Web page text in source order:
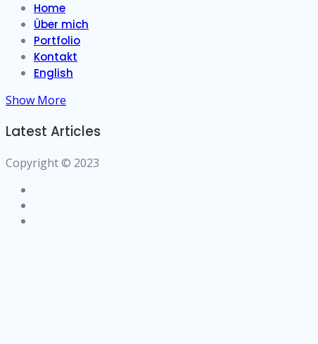
Home
Über mich
Portfolio
Kontakt
English
Show More
Latest Articles
Copyright © 2023